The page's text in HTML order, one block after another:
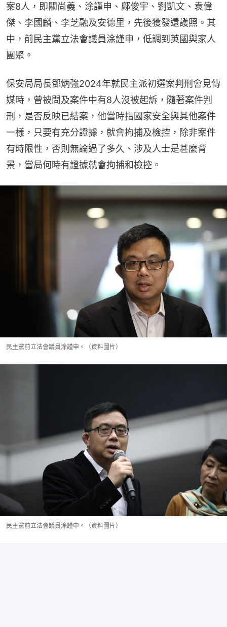
案8人，即關尚義、涂謹申、鄺俊宇、劉凱文、袁偉
傑、李國麟、李芝融及安德里，先後獲發還護照。其
中，前民主黨立法會議員涂謹申，低調到英國與家人
團聚。
保安局局長鄧炳強2024年就民主派初選案判刑會見傳
媒時，曾被問及案件中有8人沒被起訴，隨著案件判
刑，是否反映已結案，他當時指國家安全與其他案件
一樣，只要有充分證據，就會拘捕及檢控，除非案件
有時限性，否則無論過了多久、涉及人士是甚麼背
景，當局何時有證據就會拘捕和檢控。
民主黨前立法會議員涂謹申。（資料圖片）
民主黨前立法會議員涂謹申。（資料圖片）